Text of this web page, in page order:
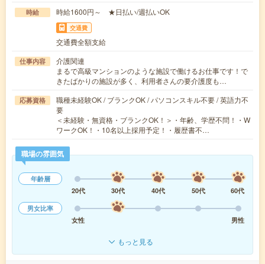
時給 時給1600円～ ★日払い/週払いOK
交通費
交通費全額支給
仕事内容
介護関連
まるで高級マンションのような施設で働けるお仕事です！で
きたばかりの施設が多く、利用者さんの要介護度も…
応募資格
職種未経験OK / ブランクOK / パソコンスキル不要 / 英語力不
要
＜未経験・無資格・ブランクOK！＞・年齢、学歴不問！・W
ワークOK！・10名以上採用予定！・履歴書不…
職場の雰囲気
年齢層
20代
30代 40代 50代
60代
男女比率
女性
男性
もっと見る